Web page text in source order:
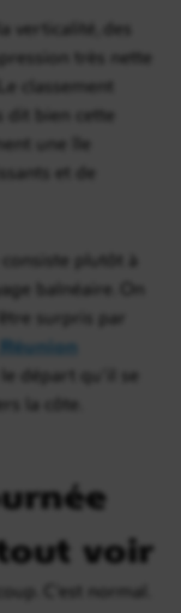
verticalité, des
très nette
classement
dit bien cette
une île
et de
consiste plutôt à
balnéaire. On
surpris par
départ qu’il se
la côte.
voir
C’est normal.